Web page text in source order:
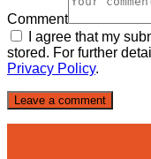
Comment
I agree that my
stored. For further
Privacy Policy.